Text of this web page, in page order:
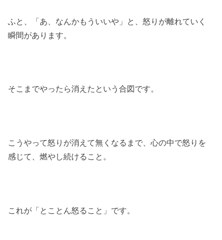
ふと、「あ、なんかもういいや」と、怒りが離れていく
瞬間があります。
そこまでやったら消えたという合図です。
こうやって怒りが消えて無くなるまで、心の中で怒りを
感じて、燃やし続けること。
これが「とことん怒ること」です。